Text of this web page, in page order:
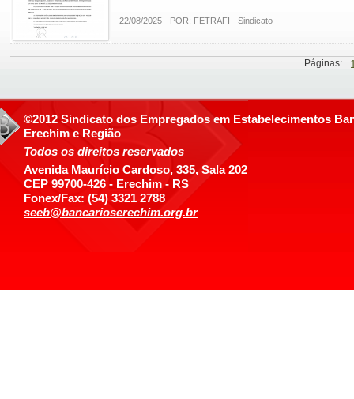
22/08/2025 - POR: FETRAFI - Sindicato
Páginas:
©2012 Sindicato dos Empregados em Estabelecimentos
Erechim e Região
Todos os direitos reservados
Avenida Maurício Cardoso, 335, Sala 202
CEP 99700-426 - Erechim - RS
Fonex/Fax: (54) 3321 2788
seeb@bancarioserechim.org.br